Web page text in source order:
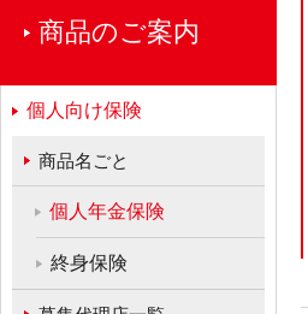
商品のご案内
個人向け保険
商品名ごと
個人年金保険
終身保険